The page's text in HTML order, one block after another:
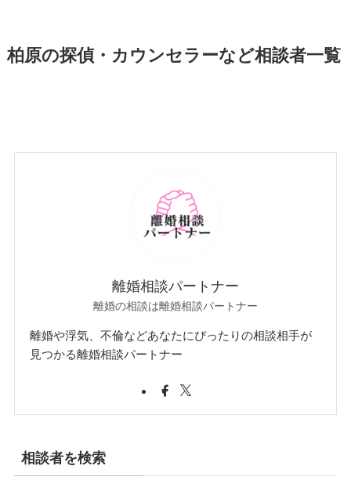
柏原の探偵・カウンセラーなど相談者一覧
離婚相談パートナー
離婚の相談は離婚相談パートナー
離婚や浮気、不倫などあなたにぴったりの相談相手が
見つかる離婚相談パートナー
相談者を検索